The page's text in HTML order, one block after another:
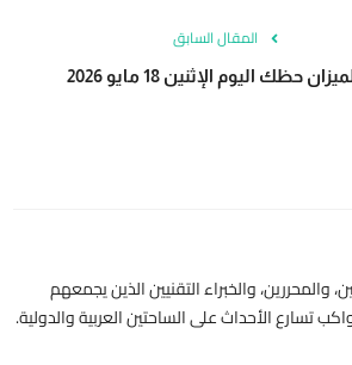
المقال السابق
حظك اليوم الإثنين 18 مايو 2026
والخبراء التقنيين الذين يجمعهم
تسارع الأحداث على الساحتين العربية والدولية.